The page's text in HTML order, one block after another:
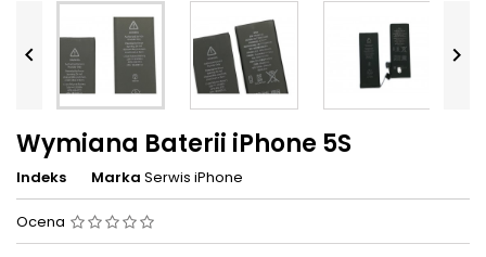
 
Wymiana Baterii iPhone 5S
Indeks Marka Serwis iPhone
Ocena